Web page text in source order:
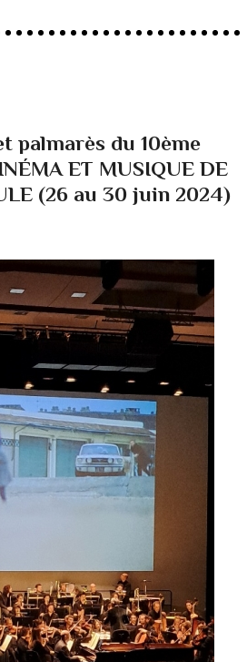
palmarès du 10ème
ET MUSIQUE DE
(26 au 30 juin 2024)